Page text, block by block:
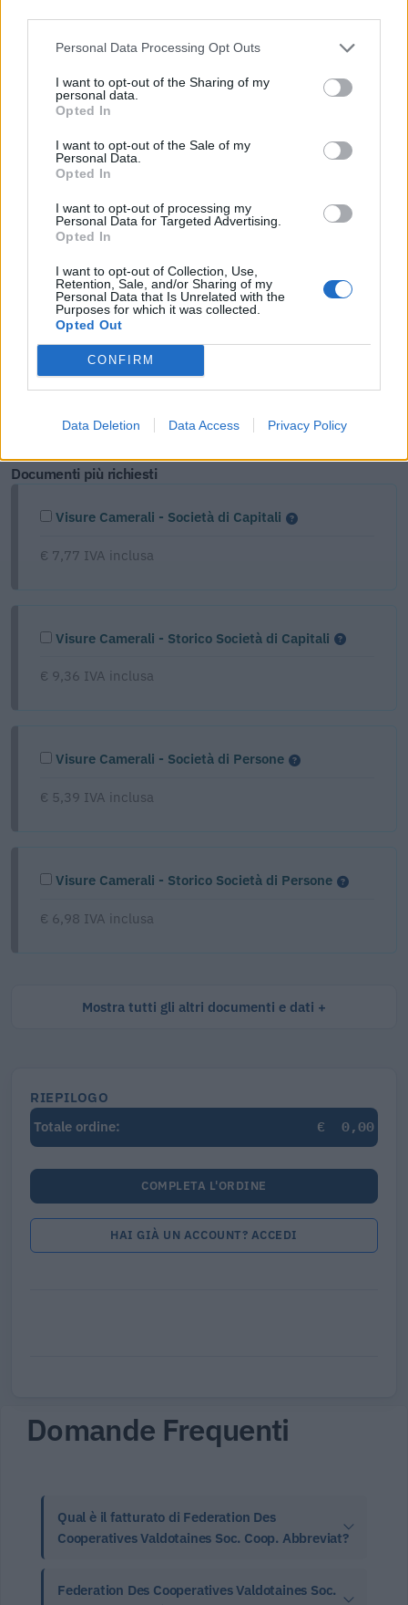
Personal Data Processing Opt Outs
I want to opt-out of the Sharing of my
personal data.
Opted In
I want to opt-out of the Sale of my
Personal Data.
Opted In
I want to opt-out of processing my
Personal Data for Targeted Advertising.
Opted In
I want to opt-out of Collection, Use,
Retention, Sale, and/or Sharing of my
Personal Data that Is Unrelated with the
Purposes for which it was collected.
Opted Out
CONFIRM
Data Deletion Data Access Privacy Policy
Provincia:Aosta
Regione: Valle d'Aosta
Tutti i documenti e servizi disponibili →
Documenti più richiesti
Visure Camerali - Società di Capitali
€ 7,77 IVA inclusa
Visure Camerali - Storico Società di Capitali
€ 9,36 IVA inclusa
Visure Camerali - Società di Persone
€ 5,39 IVA inclusa
Visure Camerali - Storico Società di Persone
€ 6,98 IVA inclusa
Mostra tutti gli altri documenti e dati
RIEPILOGO
Totale ordine:
€ 0,00
COMPLETA L'ORDINE
HAI GIÀ UN ACCOUNT? ACCEDI
Domande Frequenti
Qual è il fatturato di Federation Des
Cooperatives Valdotaines Soc. Coop. Abbreviat?
Federation Des Cooperatives Valdotaines Soc.